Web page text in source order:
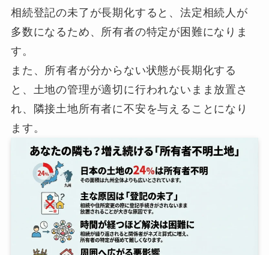
相続登記の未了が長期化すると、法定相続人が
多数になるため、所有者の特定が困難になりま
す。
また、所有者が分からない状態が長期化する
と、土地の管理が適切に行われないまま放置さ
れ、隣接土地所有者に不安を与えることになり
ます。